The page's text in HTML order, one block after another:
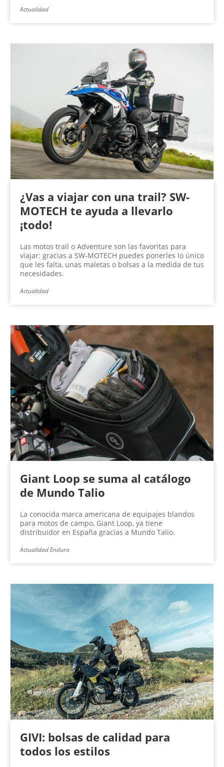
Actualidad
¿Vas a viajar con una trail? SW-
MOTECH te ayuda a llevarlo
¡todo!
Las motos trail o Adventure son las favoritas para
viajar: gracias a SW-MOTECH puedes ponerles lo único
que les falta, unas maletas o bolsas a la medida de tus
necesidades.
Actualidad
Giant Loop se suma al catálogo
de Mundo Talio
La conocida marca americana de equipajes blandos
para motos de campo, Giant Loop, ya tiene
distribuidor en España gracias a Mundo Talio.
Actualidad Enduro
GIVI: bolsas de calidad para
todos los estilos